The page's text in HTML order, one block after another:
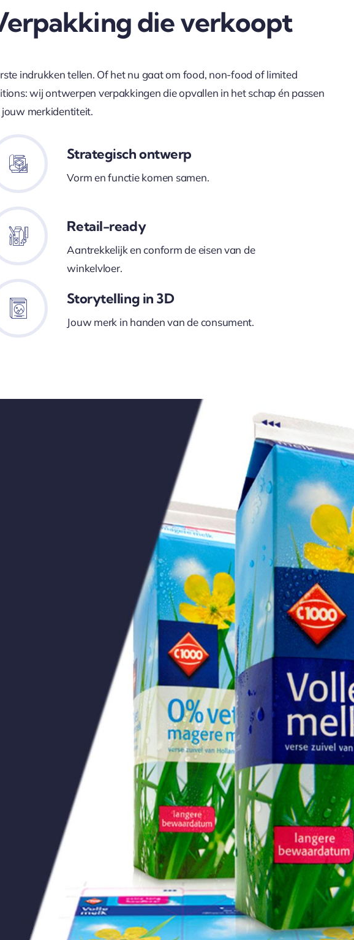
die verkoopt
indrukken tellen. Of het nu gaat om food, non-food of limited
wij ontwerpen verpakkingen die opvallen in het schap én passen
jouw merkidentiteit.
Strategisch ontwerp
Vorm en functie komen samen.
Retail-ready
Aantrekkelijk en conform de eisen van de
winkelvloer.
Storytelling in 3D
Jouw merk in handen van de consument.